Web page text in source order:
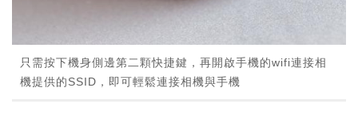
只需按下機身側邊第二顆快捷鍵，再開啟手機的wifi連接相
機提供的SSID，即可輕鬆連接相機與手機